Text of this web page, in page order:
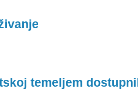
temeljem